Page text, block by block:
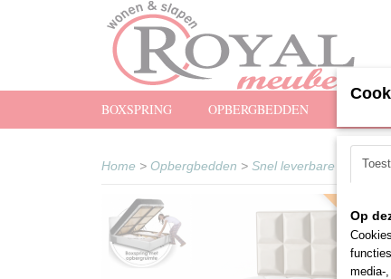
BOXSPRING OPBERGBEDDEN
Home > Opbergbedden > Snel leverbare
Snel
Op
media-